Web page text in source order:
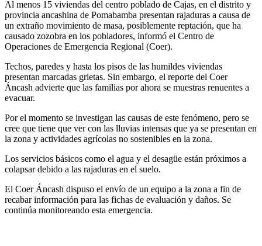
Al menos 15 viviendas del centro poblado de Cajas, en el distrito y
provincia ancashina de Pomabamba presentan rajaduras a causa de
un extraño movimiento de masa, posiblemente reptación, que ha
causado zozobra en los pobladores, informó el Centro de
Operaciones de Emergencia Regional (Coer).
Techos, paredes y hasta los pisos de las humildes viviendas
presentan marcadas grietas. Sin embargo, el reporte del Coer
Áncash advierte que las familias por ahora se muestras renuentes a
evacuar.
Por el momento se investigan las causas de este fenómeno, pero se
cree que tiene que ver con las lluvias intensas que ya se presentan en
la zona y actividades agrícolas no sostenibles en la zona.
Los servicios básicos como el agua y el desagüe están próximos a
colapsar debido a las rajaduras en el suelo.
El Coer Áncash dispuso el envío de un equipo a la zona a fin de
recabar información para las fichas de evaluación y daños. Se
continúa monitoreando esta emergencia.